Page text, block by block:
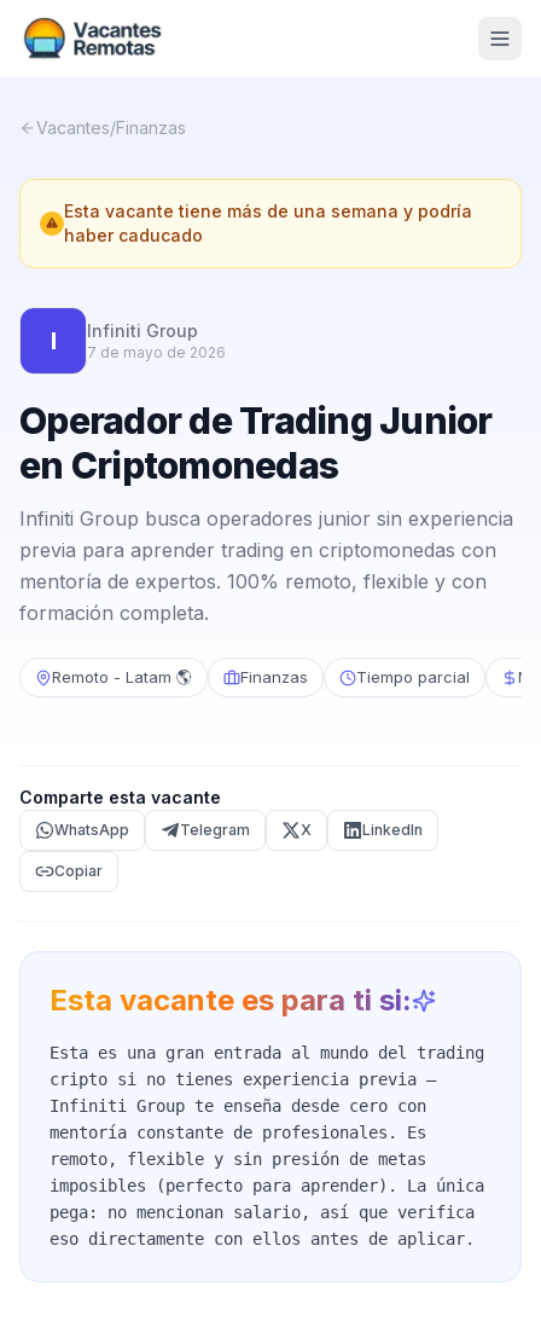
Nosotros
Contacto
Calculadora Freelance
Vacantes/Finanzas
Esta vacante tiene más de una semana y podría
haber caducado
I Infiniti Group
7 de mayo de 2026
Operador de Trading Junior
en Criptomonedas
Infiniti Group busca operadores junior sin experiencia
previa para aprender trading en criptomonedas con
mentoría de expertos. 100% remoto, flexible y con
formación completa.
Remoto - Latam 🌎 Finanzas Tiempo parcial
Comparte esta vacante
WhatsApp Telegram X LinkedIn
Copiar
Esta vacante es para ti si:
Esta es una gran entrada al mundo del trading
cripto si no tienes experiencia previa —
Infiniti Group te enseña desde cero con
mentoría constante de profesionales. Es
remoto, flexible y sin presión de metas
imposibles (perfecto para aprender). La única
pega: no mencionan salario, así que verifica
eso directamente con ellos antes de aplicar.